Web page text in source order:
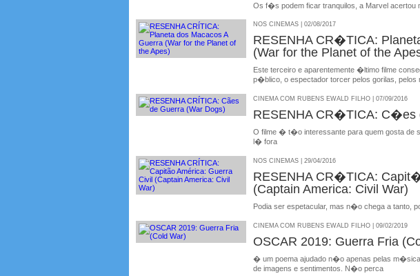
Os f�s podem ficar tranquilos, a Marvel acertou
NOS CINEMAS | 02/08/2017
RESENHA CR�TICA:
(War for the Planet of the
Este terceiro e aparentemente �ltimo filme
p�blico, o espectador torcer pelos gorilas, pelos
CINEMA COM RUBENS EWALD FILHO | 07/09/2016
RESENHA CR�TICA: C�es
O filme � t�o interessante para quem gosta de
l� fora
NOS CINEMAS | 29/04/2016
RESENHA CR�TICA:
(Captain America: Civil War)
Podia ser espetacular, mas n�o chega a tanto,
CINEMA COM RUBENS EWALD FILHO | 09/02/2019
OSCAR 2019: Guerra Fria
� um poema ajudado n�o apenas pelas
de imagens e sentimentos. N�o perca